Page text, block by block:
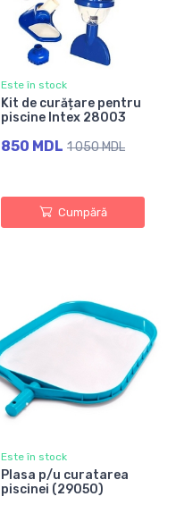
Este în stock
Kit de curățare pentru
piscine Intex 28003
850 MDL 1 050 MDL
Cumpără
Este în stock
Plasa p/u curatarea
piscinei (29050)